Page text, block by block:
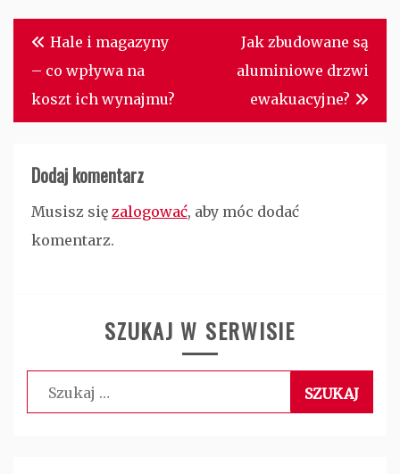
Nawigacja
wpisu
Hale i magazyny
– co wpływa na
koszt ich wynajmu?
Jak zbudowane są
aluminiowe drzwi
ewakuacyjne?
Dodaj komentarz
Musisz się zalogować, aby móc dodać
komentarz.
SZUKAJ W SERWISIE
Szukaj: